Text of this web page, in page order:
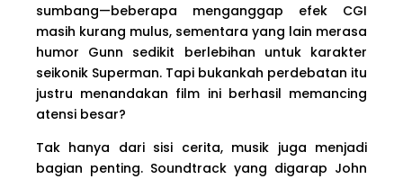
sumbang—beberapa menganggap efek CGI
masih kurang mulus, sementara yang lain merasa
humor Gunn sedikit berlebihan untuk karakter
seikonik Superman. Tapi bukankah perdebatan itu
justru menandakan film ini berhasil memancing
atensi besar?
Tak hanya dari sisi cerita, musik juga menjadi
bagian penting. Soundtrack yang digarap John